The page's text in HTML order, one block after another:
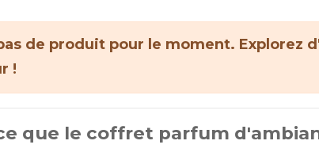
de produit pour le moment. Explorez
!
que le coffret parfum